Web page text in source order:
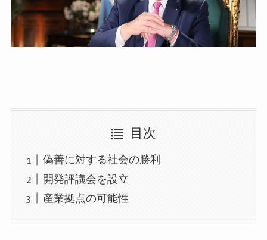
目次
偽善に対する社会の勝利
開発評議会を設立
産業拠点の可能性